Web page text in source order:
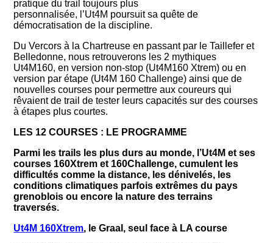
pratique du trail toujours plus
personnalisée, l’Ut4M poursuit sa quête de
démocratisation de la discipline.
Du Vercors à la Chartreuse en passant par le Taillefer et
Belledonne, nous retrouverons les 2 mythiques
Ut4M160, en version non-stop (Ut4M160 Xtrem) ou en
version par étape (Ut4M 160 Challenge) ainsi que de
nouvelles courses pour permettre aux coureurs qui
rêvaient de trail de tester leurs capacités sur des courses
à étapes plus courtes.
LES 12 COURSES : LE PROGRAMME
Parmi les trails les plus durs au monde, l’Ut4M et ses
courses 160Xtrem et 160Challenge, cumulent les
difficultés comme la distance, les dénivelés, les
conditions climatiques parfois extrêmes du pays
grenoblois ou encore la nature des terrains
traversés.
Ut4M 160Xtrem, le Graal, seul face à LA course